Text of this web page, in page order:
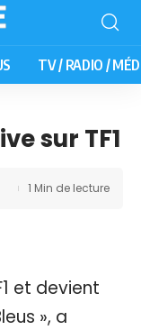
TV / RADIO /
sur TF1
1 Min de lecture
et devient
», a